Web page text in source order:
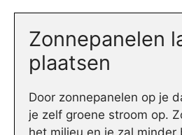
Zonnepanelen
plaatsen
Door zonnepanelen op je
je zelf groene stroom op.
het milieu en je zal minder